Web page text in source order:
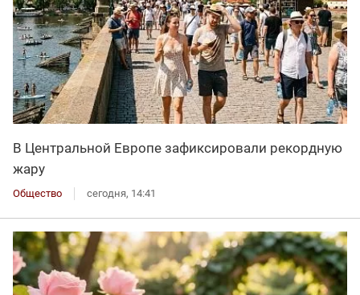
В Центральной Европе зафиксировали рекордную
жару
Общество сегодня, 14:41